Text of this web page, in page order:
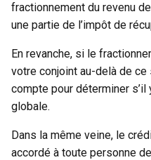
fractionnement du revenu
une partie de l’impôt de
En revanche, si le
votre conjoint au-delà de
compte pour déterminer s’il
globale.
Dans la même veine, le
accordé à toute personne